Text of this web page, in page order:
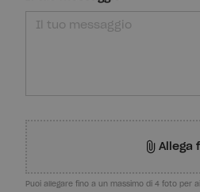
Allega
Puoi allegare fino a un massimo di 4 foto per